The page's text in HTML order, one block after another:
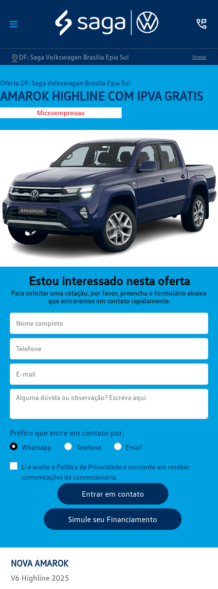
DF: Saga Volkswagen Brasília Epia Sul Alterar
Oferta DF: Saga Volkswagen Brasília Epia Sul
AMAROK HIGHLINE COM IPVA GRATIS
Microempresas
Estou interessado nesta oferta
Para solicitar uma cotação, por favor, preencha o formulário abaixo
que entraremos em contato rapidamente.
Prefiro que entre em contato por:
Whatsapp Telefone Email
Li e aceito a Política de Privacidadee concordo em receber
comunicações da concessionária.
Entrar em contato
Simule seu Financiamento
NOVA AMAROK
V6 Highline 2025